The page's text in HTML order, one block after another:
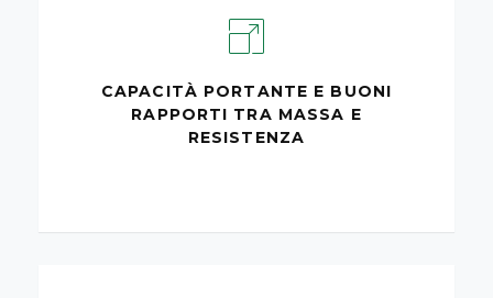
CAPACITÀ PORTANTE E BUONI
RAPPORTI TRA MASSA E
RESISTENZA